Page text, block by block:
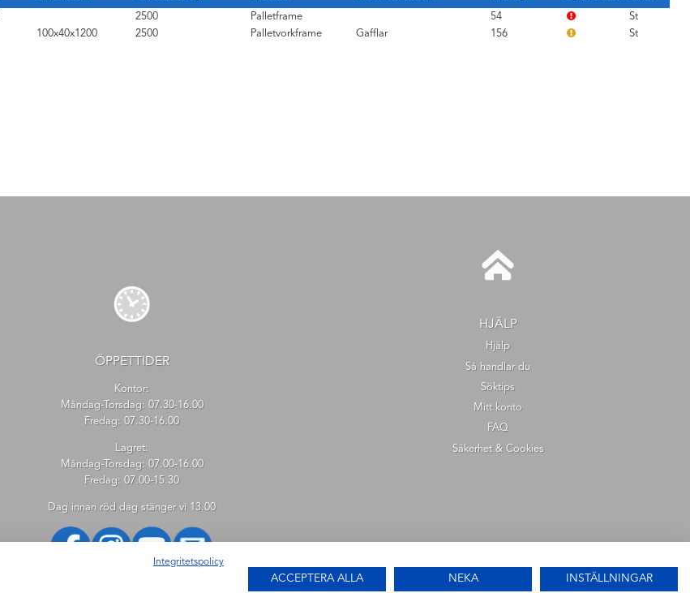
2500 Palletframe 54
St
100x40x1200 2500 Palletvorkframe Gafflar 156 St
ÖPPETTIDER
Kontor:
Måndag-Torsdag: 07.30-16.00
Fredag: 07.30-16.00
Lagret:
Måndag-Torsdag: 07.00-16.00
Fredag: 07.00-15.30
Dag innan röd dag stänger vi 13.00
HJÄLP
Hjälp
Så handlar du
Söktips
Mitt konto
FAQ
Säkerhet & Cookies
Integritetspolicy
ACCEPTERA ALLA NEKA INSTÄLLNINGAR